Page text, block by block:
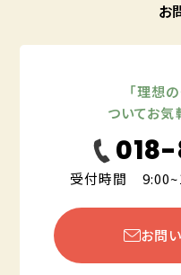
お
「理想
ついてお気
受付時間
お問